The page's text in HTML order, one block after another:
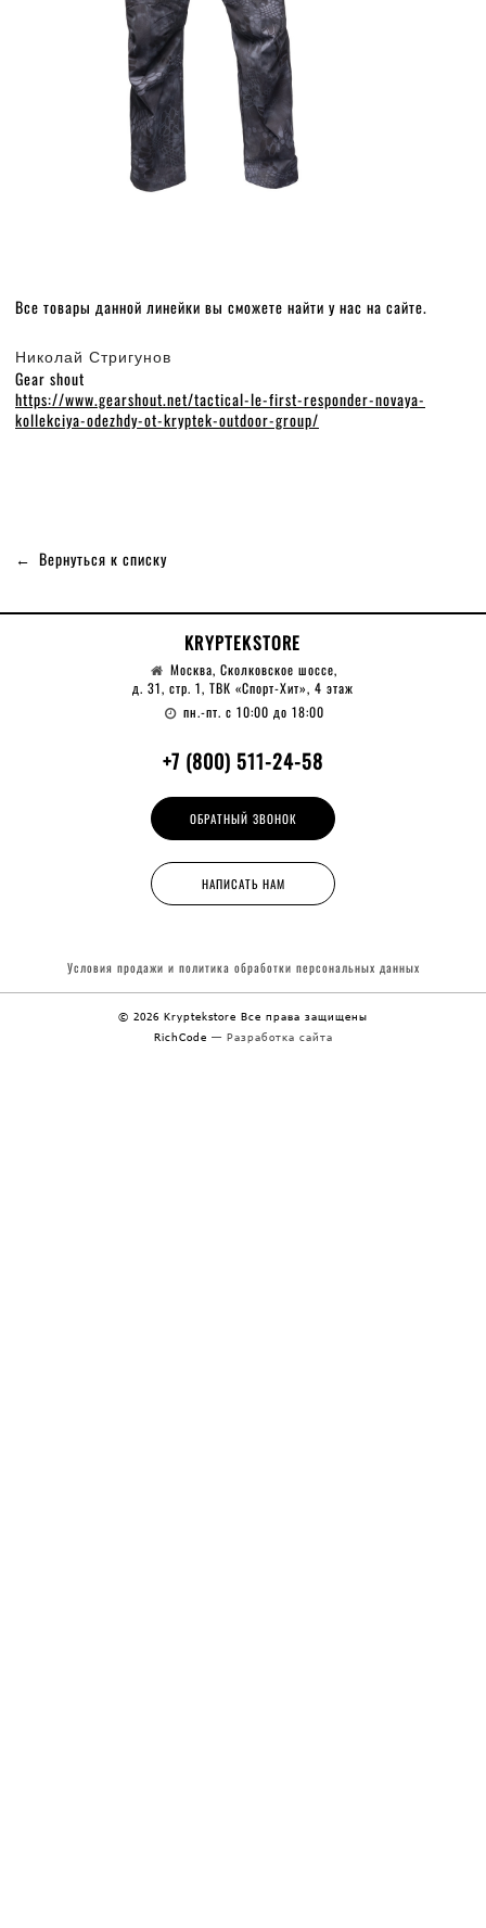
Все товары данной линейки вы сможете найти у нас на сайте.
Николай Стригунов
Gear shout
https://www.gearshout.net/tactical-le-first-responder-novaya-
kollekciya-odezhdy-ot-kryptek-outdoor-group/
Вернуться к списку
KRYPTEKSTORE
Москва, Сколковское шоссе,
д. 31, стр. 1, ТВК «Спорт-Хит», 4 этаж
пн.-пт. с 10:00 до 18:00
+7 (800) 511-24-58
ОБРАТНЫЙ ЗВОНОК
НАПИСАТЬ НАМ
Условия продажи и политика обработки персональных данных
© 2026 Kryptekstore Все права защищены
RichCode — Разработка сайта